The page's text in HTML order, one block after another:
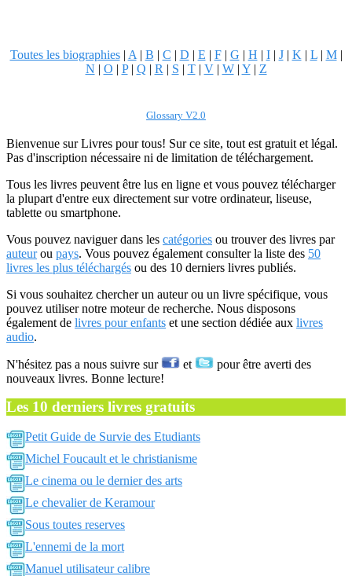
Toutes les biographies| A | B | C | D | E | F| G | H | I| J| K | L| M|
N | O | P| Q | R | S | T| V| W| Y| Z
Glossary V2.0
Bienvenue sur Livres pour tous! Sur ce site, tout est gratuit et légal.
Pas d'inscription nécessaire ni de limitation de téléchargement.
Tous les livres peuvent être lus en ligne et vous pouvez télécharger
la plupart d'entre eux directement sur votre ordinateur, liseuse,
tablette ou smartphone.
Vous pouvez naviguer dans les catégories ou trouver des livres par
auteurou pays. Vous pouvez également consulter la liste des 50
livres les plus téléchargés ou des 10 derniers livres publiés.
Si vous souhaitez chercher un auteur ou un livre spécifique, vous
pouvez utiliser notre moteur de recherche. Nous disposons
également de livres pour enfants et une section dédiée aux livres
audio.
N'hésitez pas a nous suivre sur et
pour être averti des
nouveaux livres. Bonne lecture!
Les 10 derniers livres gratuits
Petit Guide de Survie des Etudiants
Michel Foucault et le christianisme
Le cinema ou le dernier des arts
Le chevalier de Keramour
Sous toutes reserves
L'ennemi de la mort
Manuel utilisateur calibre